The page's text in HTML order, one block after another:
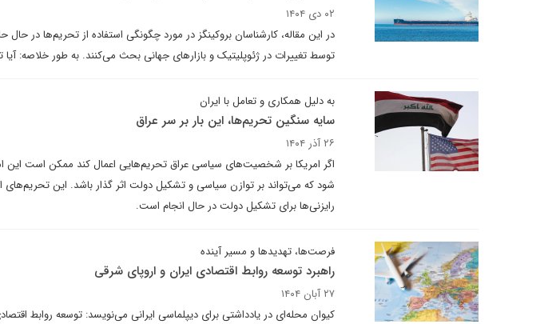
۰۲ دی ۱۴۰۴
در این مقاله، کارشناسان بروکینگز در مورد چگونگی استفاده از تحریم‌ها در حال
توسط تغییرات در ژئوپلیتیک و بازارهای جهانی بحث می‌کنند. به طور خلاصه: آیا
به دلیل همکاری و تعامل با ایران
سایه سنگین تحریم‌ها، این بار بر سر عراق
۲۶ آذر ۱۴۰۴
اگر امریکا بر شخصیت‌های سیاسی عراق تحریم‌هایی اعمال کند ممکن است این
شود که می‌تواند بر توازن سیاسی و تشکیل دولت اثر گذار باشد. این
رایزنی‌ها برای تشکیل دولت در حال انجام است.
فرصت‌ها، تهدیدها و مسیر آینده
راهبرد توسعه روابط اقتصادی ایران و اروپای شرقی
۲۷ آبان ۱۴۰۴
کیوان محله‌ای در یادداشتی برای دیپلماسی ایرانی می‌نویسد: توسعه روابط